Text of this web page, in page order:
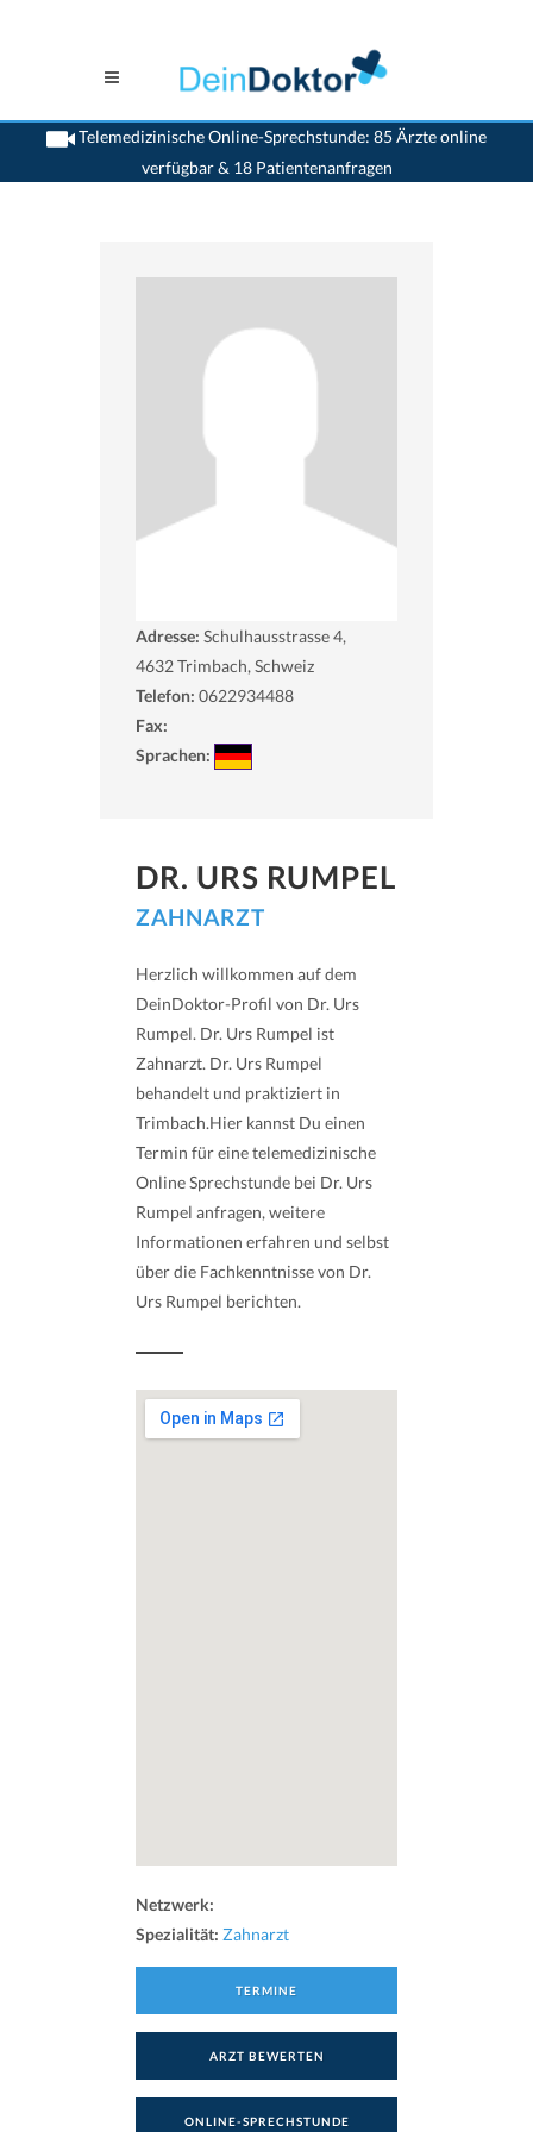
Telemedizinische Online-Sprechstunde: 85 Ärzte online
verfügbar & 18 Patientenanfragen
>Zahnaerzte>Trimbach>Dr. Urs Rumpel>Termin mit Dr. Urs Rumpel
Adresse: Schulhausstrasse 4,
4632Trimbach, Schweiz
Telefon: 0622934488
Fax:
Sprachen:
DR. URS RUMPEL
ZAHNARZT
Herzlich willkommen auf dem
DeinDoktor-Profil von Dr. Urs
Rumpel. Dr. Urs Rumpel ist
Zahnarzt. Dr. Urs Rumpel
behandelt und praktiziert in
Trimbach.Hier kannst Du einen
Termin für eine telemedizinische
Online Sprechstunde bei Dr. Urs
Rumpel anfragen, weitere
Informationen erfahren und selbst
über die Fachkenntnisse von Dr.
Urs Rumpel berichten.
Netzwerk:
Spezialität: Zahnarzt
TERMINE
ARZT BEWERTEN
ONLINE-SPRECHSTUNDE